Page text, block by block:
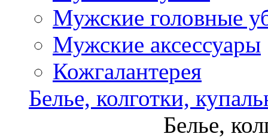
Мужские головные
Мужские аксессуары
Кожгалантерея
Белье, колготки,
Белье,